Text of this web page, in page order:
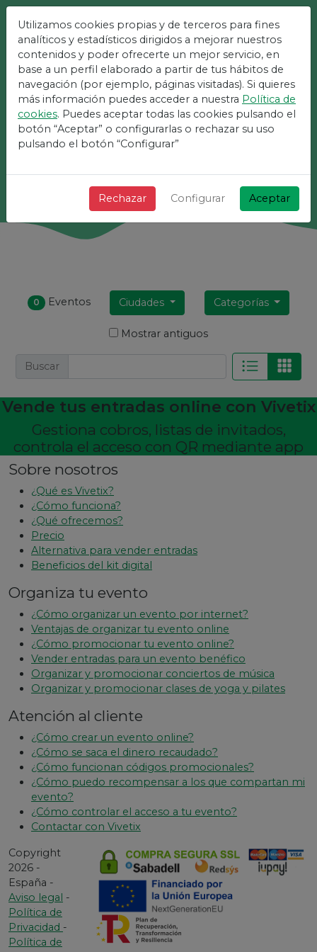
La Plataforma Más Fácil
Para Eventos
¡ + Rápido + Sencillo y gratis !
Buscar
0 Eventos Ciudades Categorías
Mostrar antiguos
Buscar
Vende tus entradas online con Vivetix
Gestiona cobros, listas de invitados,
controla el acceso con QR mediante app
Sobre nosotros
¿Qué es Vivetix?
¿Cómo funciona?
¿Qué ofrecemos?
Precio
Alternativa para vender entradas
Beneficios del kit digital
Organiza tu evento
¿Cómo organizar un evento por internet?
Ventajas de organizar tu evento online
¿Cómo promocionar tu evento online?
Vender entradas para un evento benéfico
Organizar y promocionar conciertos de música
Organizar y promocionar clases de yoga y pilates
Atención al cliente
¿Cómo crear un evento online?
¿Cómo se saca el dinero recaudado?
¿Cómo funcionan códigos promocionales?
¿Cómo puedo recompensar a los que compartan mi
evento?
¿Cómo controlar el acceso a tu evento?
Contactar con Vivetix
Copyright
2026 -
España -
Aviso legal -
Política de
Privacidad -
Política de
Utilizamos cookies propias y de terceros para fines
analíticos y estadísticos dirigidos a mejorar nuestros
contenidos y poder ofrecerte un mejor servicio, en
base a un perfil elaborado a partir de tus hábitos de
navegación (por ejemplo, páginas visitadas). Si quieres
más información puedes acceder a nuestra Política de
cookies. Puedes aceptar todas las cookies pulsando el
botón “Aceptar” o configurarlas o rechazar su uso
pulsando el botón “Configurar”
Rechazar Configurar Aceptar